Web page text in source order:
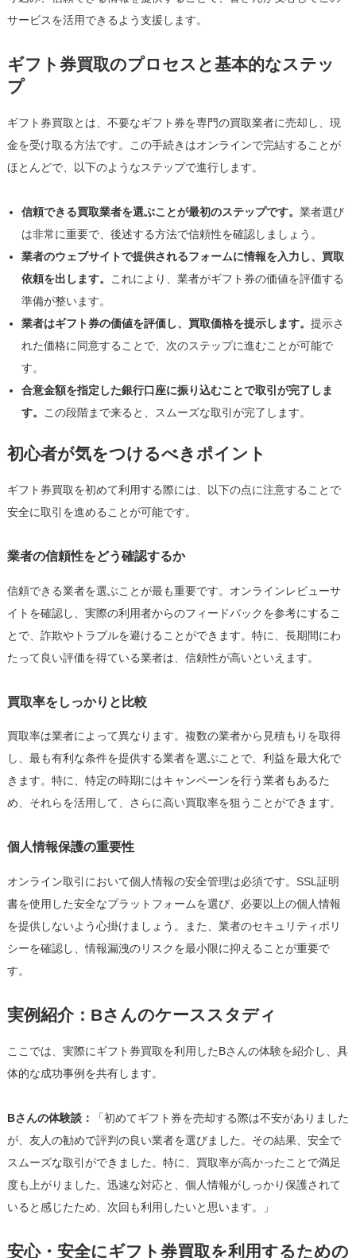
サービスを活用できるよう支援します。
ギフト券買取のプロセスと基本的なステッ
プ
ギフト券買取とは、不要なギフト券を専門の買取業者に売却し、現
金を受け取る方法です。この手続きはオンラインで完結することが
ほとんどで、以下のようなステップで進行します。
信頼できる買取業者を選ぶことが最初のステップです。業者選び
は非常に重要で、後述する方法で信頼性を確認しましょう。
業者のウェブサイトで提供されるフォームに情報を入力し、買取
依頼を出します。
これにより、業者がギフト券の価値を評価する
準備が整います。
業者はギフト券の価値を評価し、買取価格を提示します。提示さ
れた価格に同意することで、次のステップに進むことが可能で
す。
合意金額を指定した銀行口座に振り込むことで取引が完了しま
す。
この段階まで来ると、スムーズな取引が完了します。
初心者が気をつけるべきポイント
ギフト券買取を初めて利用する際には、以下の点に注意することで
安全に取引を進めることが可能です。
業者の信頼性をどう確認するか
信頼できる業者を選ぶことが最も重要です。オンラインレビューサ
イトを確認し、実際の利用者からのフィードバックを参考にするこ
とで、詐欺やトラブルを避けることができます。特に、長期間にわ
たって良い評価を得ている業者は、信頼性が高いといえます。
買取率をしっかりと比較
買取率は業者によって異なります。複数の業者から見積もりを取得
し、最も有利な条件を提供する業者を選ぶことで、利益を最大化で
きます。特に、特定の時期にはキャンペーンを行う業者もあるた
め、それらを活用して、さらに高い買取率を狙うことができます。
個人情報保護の重要性
オンライン取引において個人情報の安全管理は必須です。SSL証明
書を使用した安全なプラットフォームを選び、必要以上の個人情報
を提供しないよう心掛けましょう。また、業者のセキュリティポリ
シーを確認し、情報漏洩のリスクを最小限に抑えることが重要で
す。
実例紹介：Bさんのケーススタディ
ここでは、実際にギフト券買取を利用したBさんの体験を紹介し、具
体的な成功事例を共有します。
Bさんの体験談：
「初めてギフト券を売却する際は不安がありました
が、友人の勧めで評判の良い業者を選びました。その結果、安全で
スムーズな取引ができました。特に、買取率が高かったことで満足
度も上がりました。迅速な対応と、個人情報がしっかり保護されて
いると感じたため、次回も利用したいと思います。」
安心・安全にギフト券買取を利用するための